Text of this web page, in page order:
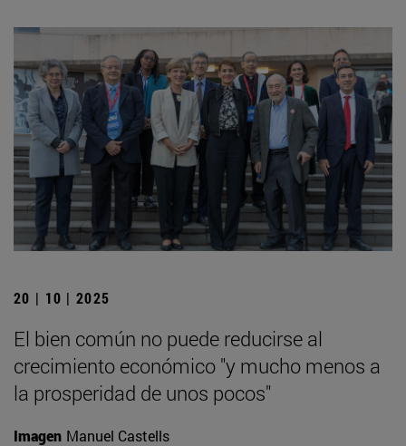
20 | 10 | 2025
El bien común no puede reducirse al
crecimiento económico "y mucho menos a
la prosperidad de unos pocos"
Imagen Manuel Castells